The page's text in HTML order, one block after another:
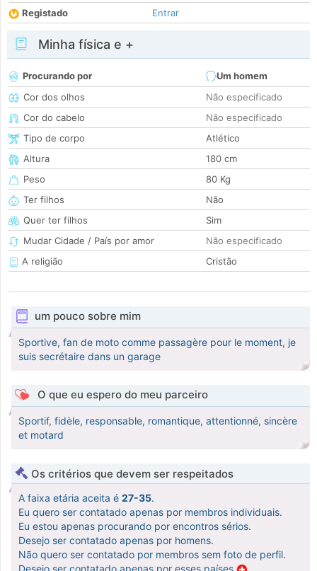
Registado
Entrar
Minha física e +
Procurando por
Um homem
Cor dos olhos
Não especificado
Cor do cabelo
Não especificado
Tipo de corpo
Atlético
Altura
180 cm
Peso
80 Kg
Ter filhos
Não
Quer ter filhos
Sim
Mudar Cidade / País por amor
Não especificado
A religião
Cristão
um pouco sobre mim
Sportive, fan de moto comme passagère pour le moment, je
suis secrétaire dans un garage
O que eu espero do meu parceiro
Sportif, fidèle, responsable, romantique, attentionné, sincère
et motard
Os critérios que devem ser respeitados
A faixa etária aceita é 27-35.
Eu quero ser contatado apenas por membros individuais.
Eu estou apenas procurando por encontros sérios.
Desejo ser contatado apenas por homens.
Não quero ser contatado por membros sem foto de perfil.